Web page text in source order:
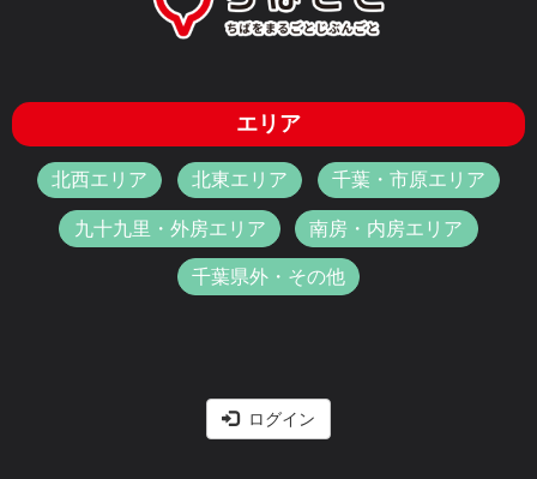
エリア
北西エリア 北東エリア 千葉・市原エリア
九十九里・外房エリア 南房・内房エリア
千葉県外・その他
ログイン